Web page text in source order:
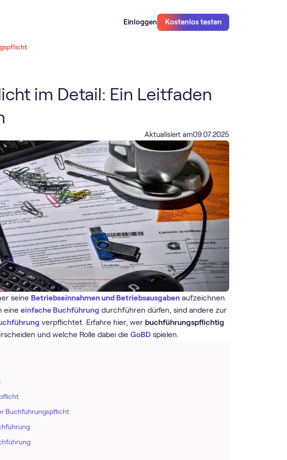
Einloggen Kostenlos testen
im Detail: Ein Leitfaden
Aktualisiert am09.07.2025
seine Betriebseinnahmen und Betriebsausgaben aufzeichnen.
eineeinfache Buchführung durchführen dürfen, sind andere zur
verpflichtet. Erfahre hier, wer buchführungspflichtig
und welche Rolle dabei dieGoBD spielen.
Buchführungspflicht